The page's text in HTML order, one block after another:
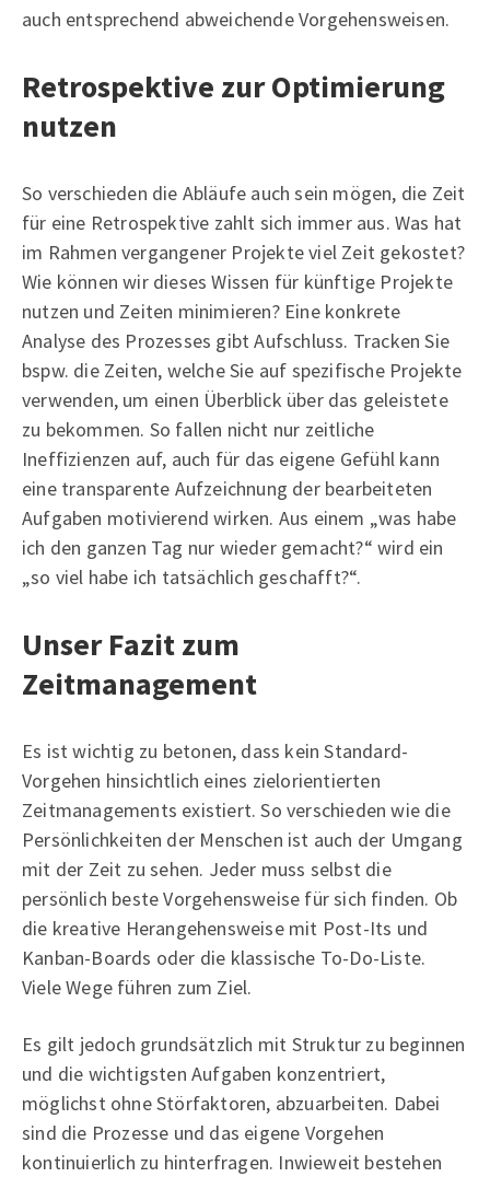
auch entsprechend abweichende Vorgehensweisen.
Retrospektive zur Optimierung
nutzen
So verschieden die Abläufe auch sein mögen, die Zeit
für eine Retrospektive zahlt sich immer aus. Was hat
im Rahmen vergangener Projekte viel Zeit gekostet?
Wie können wir dieses Wissen für künftige Projekte
nutzen und Zeiten minimieren? Eine konkrete
Analyse des Prozesses gibt Aufschluss. Tracken Sie
bspw. die Zeiten, welche Sie auf spezifische Projekte
verwenden, um einen Überblick über das geleistete
zu bekommen. So fallen nicht nur zeitliche
Ineffizienzen auf, auch für das eigene Gefühl kann
eine transparente Aufzeichnung der bearbeiteten
Aufgaben motivierend wirken. Aus einem „was habe
ich den ganzen Tag nur wieder gemacht?“ wird ein
„so viel habe ich tatsächlich geschafft?“.
Unser Fazit zum
Zeitmanagement
Es ist wichtig zu betonen, dass kein Standard-
Vorgehen hinsichtlich eines zielorientierten
Zeitmanagements existiert. So verschieden wie die
Persönlichkeiten der Menschen ist auch der Umgang
mit der Zeit zu sehen. Jeder muss selbst die
persönlich beste Vorgehensweise für sich finden. Ob
die kreative Herangehensweise mit Post-Its und
Kanban-Boards oder die klassische To-Do-Liste.
Viele Wege führen zum Ziel.
Es gilt jedoch grundsätzlich mit Struktur zu beginnen
und die wichtigsten Aufgaben konzentriert,
möglichst ohne Störfaktoren, abzuarbeiten. Dabei
sind die Prozesse und das eigene Vorgehen
kontinuierlich zu hinterfragen. Inwieweit bestehen